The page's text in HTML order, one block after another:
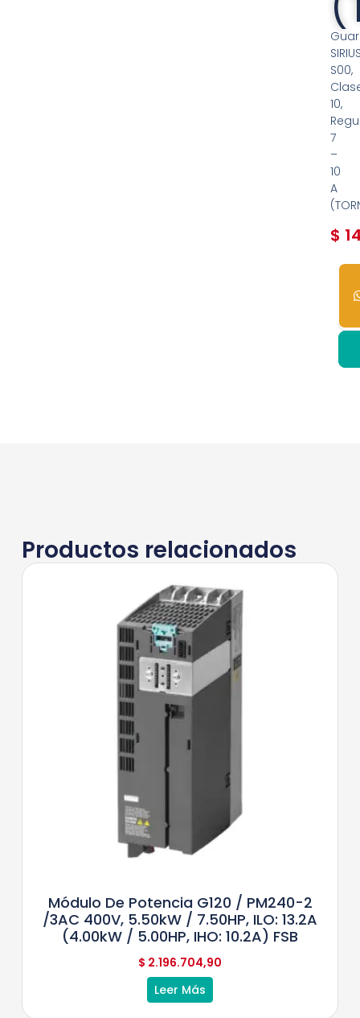
S00,
10,
7
–
10
A
$
4
Productos relacionados
Módulo De Potencia G120 / PM240-2
/3AC 400V, 5.50kW / 7.50HP, ILO: 13.2A
(4.00kW / 5.00HP, IHO: 10.2A) FSB
$ 2.196.704,90
Leer Más